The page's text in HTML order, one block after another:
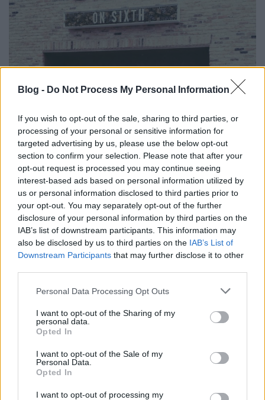
Blog - Do Not Process My Personal Information
If you wish to opt-out of the sale, sharing to third parties, or
processing of your personal or sensitive information for
targeted advertising by us, please use the below opt-out
section to confirm your selection. Please note that after your
opt-out request is processed you may continue seeing
interest-based ads based on personal information utilized by
us or personal information disclosed to third parties prior to
your opt-out. You may separately opt-out of the further
disclosure of your personal information by third parties on the
IAB’s list of downstream participants. This information may
also be disclosed by us to third parties on the IAB’s List of
Downstream Participants that may further disclose it to other
Please note that this website/app uses one or more Google
not limited to your visit or usage behaviour. You may click to
grant or deny consent to Google and its third-party tags to
use your data for below specified purposes in below Google
consent section.
Personal Data Processing Opt Outs
I want to opt-out of the Sharing of my
personal data.
Opted In
I want to opt-out of the Sale of my
Personal Data.
Opted In
I want to opt-out of processing my
A South By Southwest (SXSW) az Egyesült Államok,
és talán a világ legfontosabb showcase eseménye,
ahol a többezres tömeg mellett egymáson ...
Az Ivan and the Parazol lesz a Deep
Purple előzenekara
dankógábor•2014. január 29.